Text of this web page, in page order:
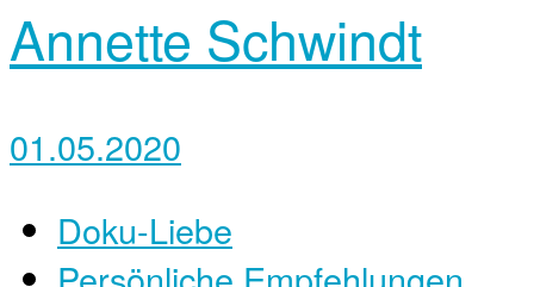
Annette Schwindt
01.05.2020
Doku-Liebe